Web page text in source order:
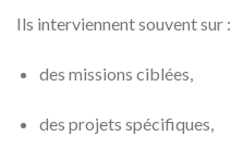
Ils interviennent souvent sur :
des missions ciblées,
des projets spécifiques,